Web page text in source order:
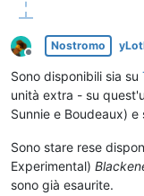
Non in linea
Nostromo
Sono disponibili sia su
unità extra - su
Sunnie e Boudeaux) e
Sono stare rese
Experimental)
sono già esaurite.